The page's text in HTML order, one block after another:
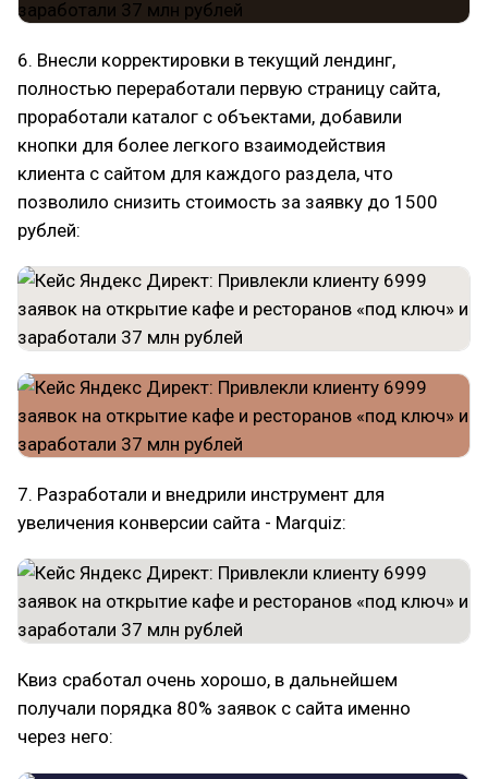
6. Внесли корректировки в текущий лендинг,
полностью переработали первую страницу сайта,
проработали каталог с объектами, добавили
кнопки для более легкого взаимодействия
клиента с сайтом для каждого раздела, что
позволило снизить стоимость за заявку до 1500
рублей:
7. Разработали и внедрили инструмент для
увеличения конверсии сайта - Marquiz:
Квиз сработал очень хорошо, в дальнейшем
получали порядка 80% заявок с сайта именно
через него: